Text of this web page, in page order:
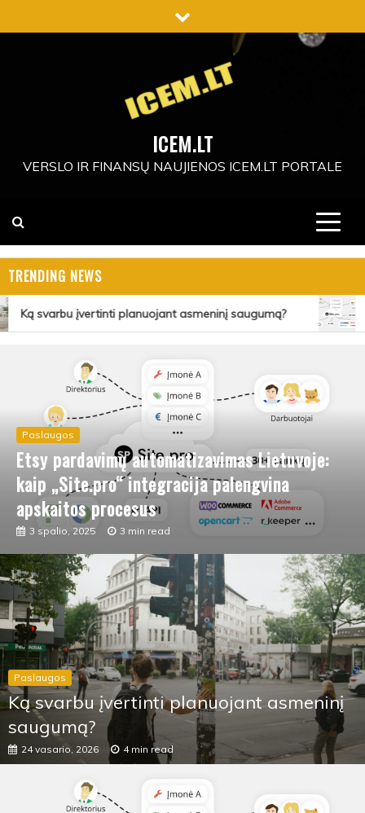
to
ICEM.LT
VERSLO IR FINANSŲ NAUJIENOS ICEM.LT PORTALE
TRENDING NEWS
Ką svarbu įvertinti planuojant asmeninį saugumą?
Paslaugos
Ar belaidės apsaugos kameros užtikrina
patikimą saugumą?
30 rugsėjo, 2025
Paslaugos
Ką svarbu įvertinti planuojant asmeninį
saugumą?
24 vasario, 2026 4 min read